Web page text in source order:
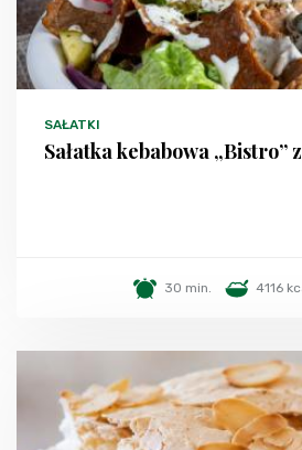
SAŁATKI
Sałatka kebabowa „Bistro”
30 min. 4116